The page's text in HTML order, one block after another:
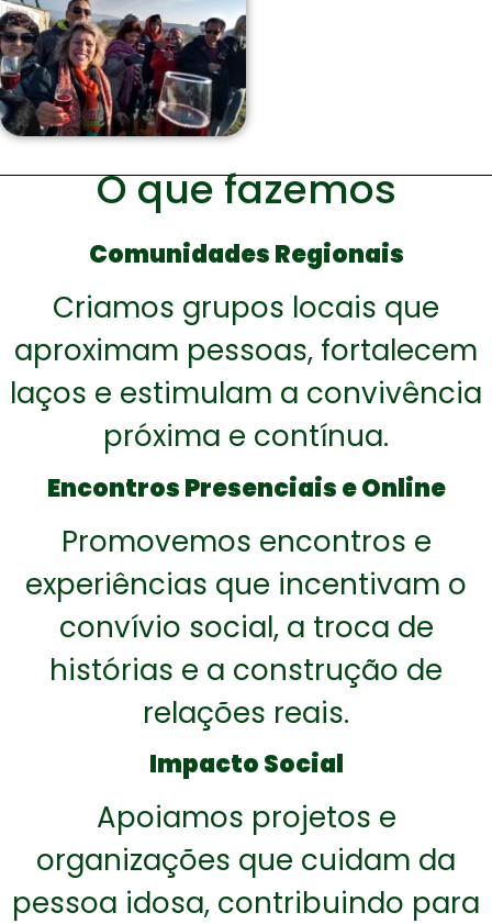
O que fazemos
Comunidades Regionais
Criamos grupos locais que
aproximam pessoas, fortalecem
laços e estimulam a convivência
próxima e contínua.
Encontros Presenciais e Online
Promovemos encontros e
experiências que incentivam o
convívio social, a troca de
histórias e a construção de
relações reais.
Impacto Social
Apoiamos projetos e
organizações que cuidam da
pessoa idosa, contribuindo para